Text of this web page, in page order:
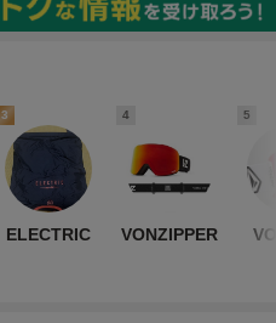
3
ELECTRIC
4
VONZIPPER
5